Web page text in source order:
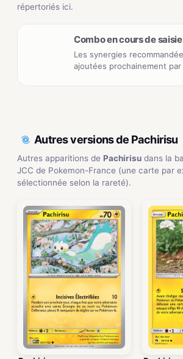
répertoriés ici.
Combo en cours de saisie
Les synergies
ajoutées prochainement
Autres versions de Pachirisu
Autres apparitions de Pachirisu dans la
JCC de Pokemon-France (une carte par
sélectionnée selon la rareté).